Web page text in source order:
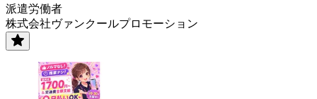
派遣労働者
株式会社ヴァンクールプロモーション